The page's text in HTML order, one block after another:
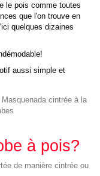
le pois comme toutes
que l'on trouve en
quelques dizaines
aussi simple et
à pois?
de manière cintrée ou